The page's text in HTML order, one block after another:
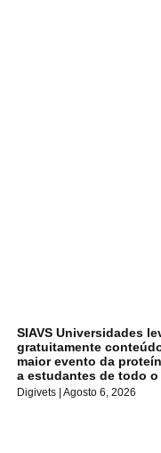
SIAVS Universidades
gratuitamente
maior evento da
a estudantes de todo o
Digivets Agosto 6, 2026